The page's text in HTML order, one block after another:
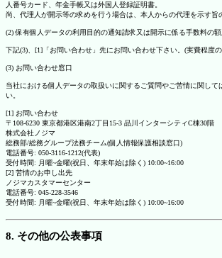
人番号カード、年金手帳又は外国人登録証明書。
尚、代理人が開示等の求めを行う場合は、本人からの代理を示す旨
(2) 保有個人データの利用目的の通知請求又は開示に係る手数料の
下記(3)、[1]「お問い合わせ」先にお問い合わせ下さい。(実費程度
(3) お問い合わせ窓口
当社における個人データの取扱いに関するご質問やご苦情に関して
い。
[1] お問い合わせ
〒108-6230 東京都港区港南2丁目15-3 品川インターシティC棟30階
株式会社ノジマ
総務部/総務グループ法務チーム(個人情報保護相談窓口)
電話番号: 050-3116-1212(代表)
受付時間: 月曜~金曜(祝日、年末年始は除く) 10:00~16:00
[2] 苦情のお申し出先
ノジマカスタマーセンター
電話番号: 045-228-3546
受付時間: 月曜~金曜(祝日、年末年始は除く) 10:00~16:00
8. その他の公表事項